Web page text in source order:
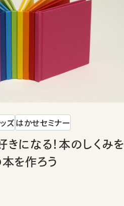
ズはかせセミナー
になる！本のしくみを
を作ろう